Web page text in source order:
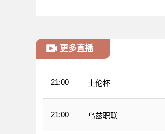
更多直播
21:00 土伦杯
21:00 乌兹职联